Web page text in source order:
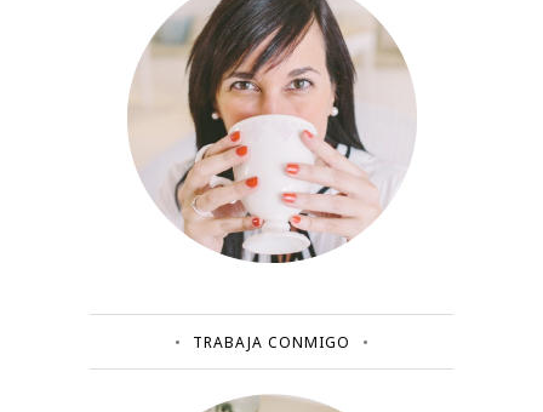
TRABAJA CONMIGO